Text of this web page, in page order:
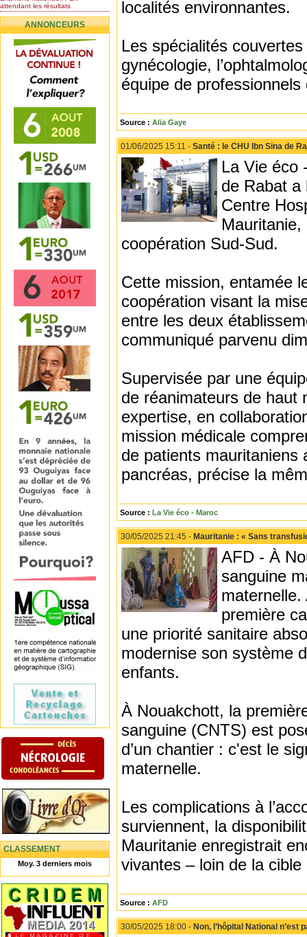
attendant les résultats
Nomination de l’Honorable Diye
Ba au poste de...
Mauritanie : les résultats du
baccalauréat 2026...
Mauritanie : Les 10 premiers au
BEPC 2026
Un syndicat de l’enseignement
rejette la...
ANNONCEURS
CLASSEMENT
Moy. 3 derniers mois
localités environnantes.
Les spécialités
gynécologie,
équipe de
Source : Alia Gaye
01/06/2025 15:11 - Santé : le CHU Ibn Sina de
La Vie éco
de Rabat a
Centre
coopération Sud-Sud.
Cette mission, entamée
coopération visant la
entre les deux
communiqué parvenu
Supervisée par une
de réanimateurs de haut
expertise, en
mission médicale
de patients mauritaniens
pancréas, précise la
Source : La Vie éco - Maroc
30/05/2025 21:45 - Mauritanie : « Sans
AFD - À
sanguine
première
une priorité sanitaire
modernise son système
enfants.
À Nouakchott, la
sanguine (CNTS) est
d’un chantier : c'est le
maternelle.
Les complications à
surviennent, la
Mauritanie enregistrait
vivantes – loin de la
Source : AFD
30/05/2025 18:00 - Non, l’hôpital National n’est